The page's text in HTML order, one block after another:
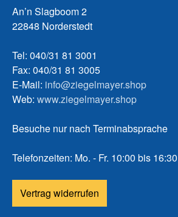
An’n Slagboom 2
22848 Norderstedt
Tel: 040/31 81 3001
Fax: 040/31 81 3005
E-Mail: info@ziegelmayer.shop
Web: www.ziegelmayer.shop
Besuche nur nach Terminabsprache
Telefonzeiten: Mo. - Fr. 10:00 bis
Vertrag widerrufen